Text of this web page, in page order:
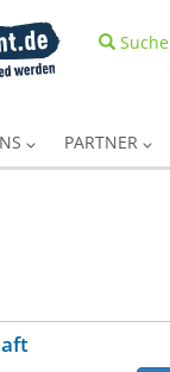
Suche
PARTNER